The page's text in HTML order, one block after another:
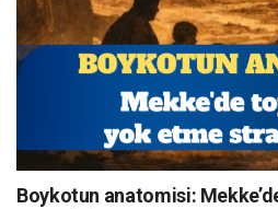
Boykotun anatomisi: